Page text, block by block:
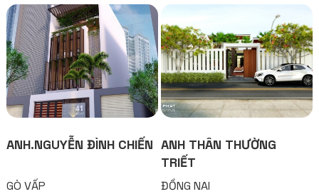
ANH.NGUYỄN ĐÌNH CHIẾN
GÒ VẤP
ANH THÂN THƯỜNG
TRIẾT
ĐỒNG NAI